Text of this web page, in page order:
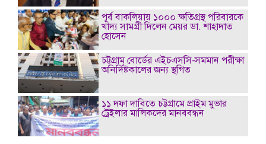
পূর্ব বাকলিয়ায় ১০০০ ক্ষতিগ্রস্থ পরিবারকে
খাদ্য সামগ্রী দিলেন মেয়র ডা. শাহাদাত
হোসেন
চট্টগ্রাম বোর্ডের এইচএসসি-সমমান পরীক্ষা
অনির্দিষ্টকালের জন্য স্থগিত
১১ দফা দাবিতে চট্টগ্রামে প্রাইম মুভার
ট্রেইলার মালিকদের মানববন্ধন